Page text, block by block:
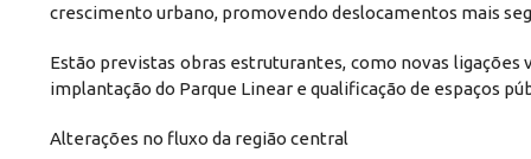
crescimento urbano, promovendo deslocamentos mais
Estão previstas obras estruturantes, como novas
implantação do Parque Linear e qualificação de espaços
Alterações no fluxo da região central